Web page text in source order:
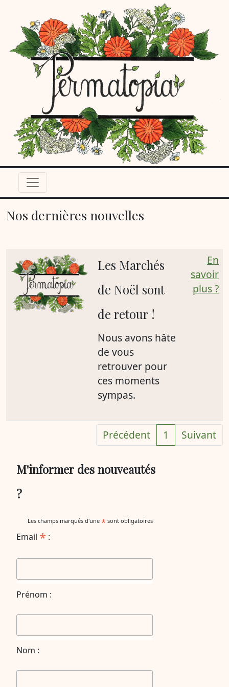
Nos dernières nouvelles
Les Marchés
de Noël sont
de retour !
Nous avons hâte
de vous
retrouver pour
ces moments
sympas.
En
savoir
plus ?
Précédent 1 Suivant
M'informer des nouveautés
?
Les champs marqués d'une *sont obligatoires
Email * :
Prénom :
Nom :